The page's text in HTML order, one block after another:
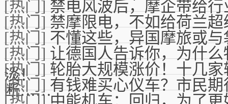
[热门]禁电风波后，摩企带给行
[热门]禁摩限电，不如给荷兰
[热门]不懂这些，异国摩旅或
[热门]让德国人告诉你，为什
淡！
[热门]轮胎大规模涨价！十几
断……
[热门]有钱难买心仪车？市民